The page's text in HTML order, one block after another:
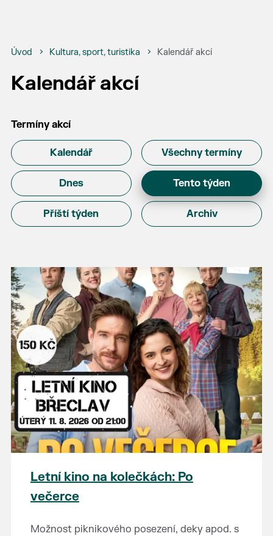
Úvod Kultura, sport, turistika Kalendář akcí
Kalendář akcí
Termíny akcí
Kalendář Všechny termíny
Dnes Tento týden
Příští týden Archiv
Letní kino na kolečkách: Po
večerce
Možnost piknikového posezení, deky apod. s